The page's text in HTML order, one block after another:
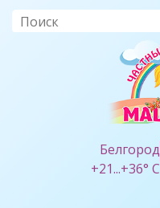
Белгород
+21...+36° C